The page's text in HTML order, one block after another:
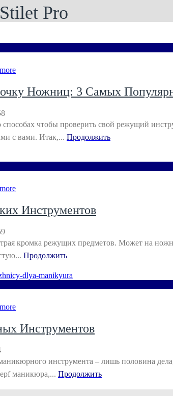
Pro
Ножниц: 3 Самых
чтобы проверить свой режущий
с вами. Итак,... Продолжить
Инструментов
кромка режущих предметов. Может на
Продолжить
Инструментов
инструмента – лишь половина
маникюра,... Продолжить